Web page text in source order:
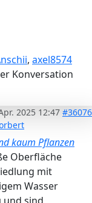
, axel8574
Konversation
2025 12:47 #36076
kaum Pflanzen
Oberfläche
mit
Wasser